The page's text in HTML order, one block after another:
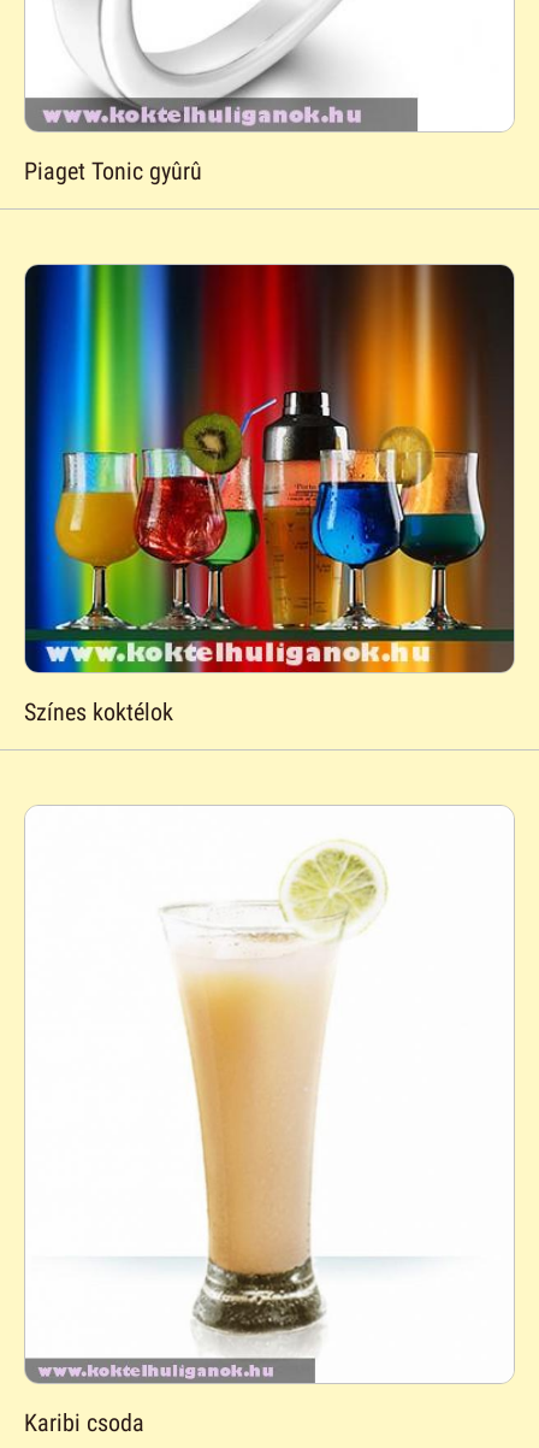
Piaget Tonic gyûrû
Színes koktélok
Karibi csoda